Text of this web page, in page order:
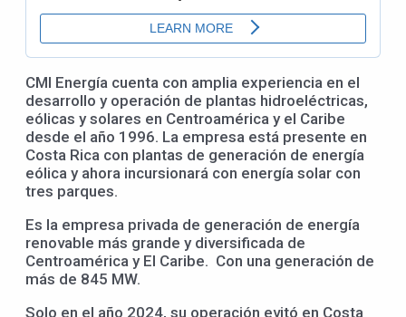
CMI Energía cuenta con amplia experiencia en el
desarrollo y operación de plantas hidroeléctricas,
eólicas y solares en Centroamérica y el Caribe
desde el año 1996. La empresa está presente en
Costa Rica con plantas de generación de energía
eólica y ahora incursionará con energía solar con
tres parques.
Es la empresa privada de generación de energía
renovable más grande y diversificada de
Centroamérica y El Caribe. Con una generación de
más de 845 MW.
Solo en el año 2024, su operación evitó en Costa